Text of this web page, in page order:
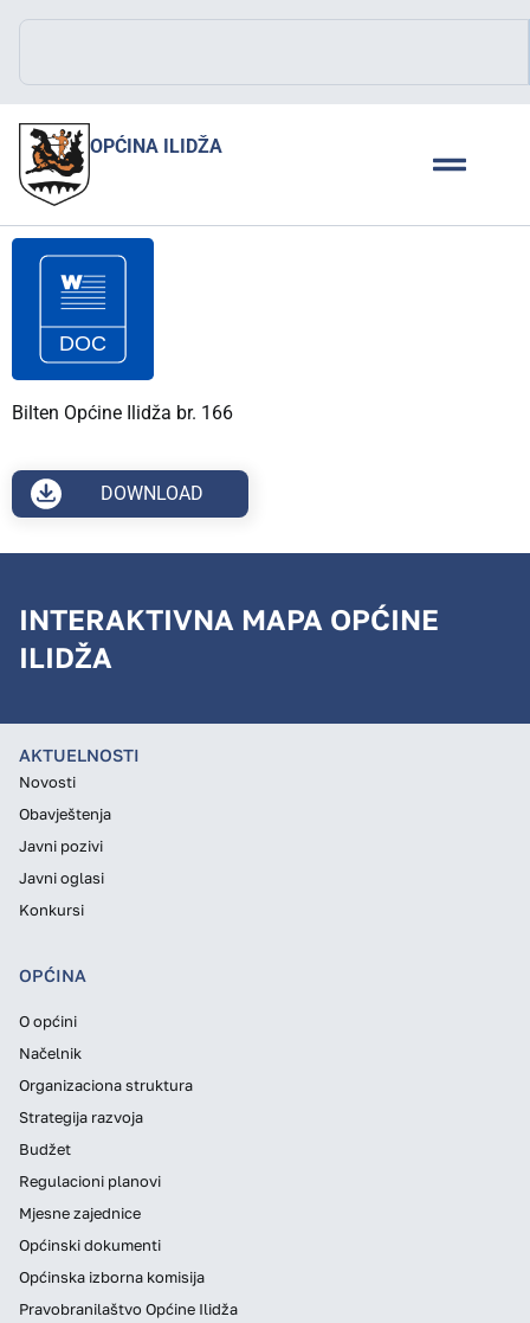
OPĆINA ILIDŽA
Bilten Općine Ilidža br. 166
DOWNLOAD
INTERAKTIVNA MAPA OPĆINE
ILIDŽA
AKTUELNOSTI
Novosti
Obavještenja
Javni pozivi
Javni oglasi
Konkursi
OPĆINA
O općini
Načelnik
Organizaciona struktura
Strategija razvoja
Budžet
Regulacioni planovi
Mjesne zajednice
Općinski dokumenti
Općinska izborna komisija
Pravobranilaštvo Općine Ilidža